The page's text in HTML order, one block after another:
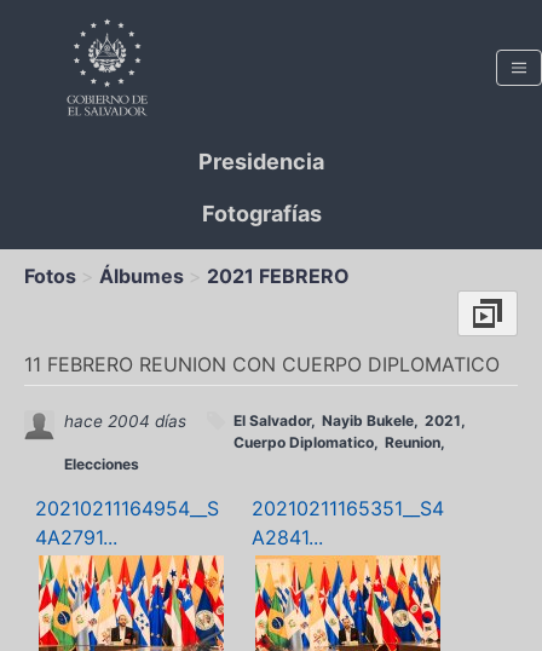
Presidencia
Fotografías
Fotos Álbumes 2021 FEBRERO
11 FEBRERO REUNION CON CUERPO DIPLOMATICO
hace 2004 días El Salvador Nayib Bukele 2021
Cuerpo Diplomatico Reunion
Elecciones
20210211164954__S
4A2791...
20210211165351__S4
A2841...